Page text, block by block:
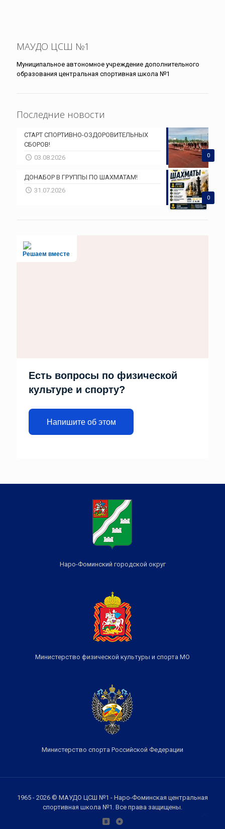
МАУДО ЦСШ №1
Муниципальное автономное учреждение дополнительного
образования центральная спортивная школа №1
Последние новости
0
СТАРТ СПОРТИВНО-ОЗДОРОВИТЕЛЬНЫХ
СБОРОВ!
03.08.2026
0
ДОНАБОР В ГРУППЫ ПО ШАХМАТАМ!
31.07.2026
Решаем вместе
Есть вопросы по физической
культуре и спорту?
Напишите об этом
Наро-Фоминский городской округ
Министерство физической культуры и спорта МО
Министерство спорта Российской Федерации
1965 - 2026 © МАУДО ЦСШ №1 - Наро-Фоминская центральная
спортивная школа №1. Все права защищены.